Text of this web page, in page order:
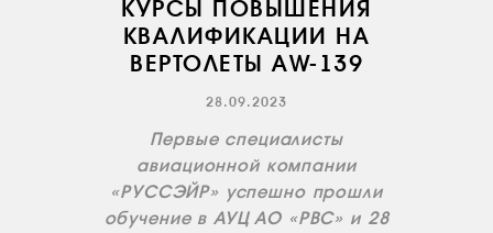
КУРСЫ ПОВЫШЕНИЯ
КВАЛИФИКАЦИИ НА
ВЕРТОЛЕТЫ АW-139
28.09.2023
Первые специалисты
авиационной компании
«РУССЭЙР» успешно прошли
обучение в АУЦ АО «РВС» и 28